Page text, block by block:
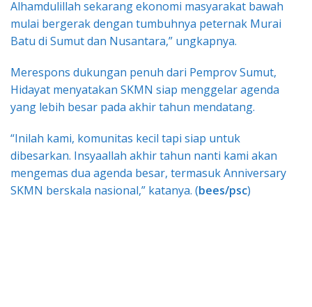
Alhamdulillah sekarang ekonomi masyarakat bawah
mulai bergerak dengan tumbuhnya peternak Murai
Batu di Sumut dan Nusantara,” ungkapnya.
Merespons dukungan penuh dari Pemprov Sumut,
Hidayat menyatakan SKMN siap menggelar agenda
yang lebih besar pada akhir tahun mendatang.
“Inilah kami, komunitas kecil tapi siap untuk
dibesarkan. Insyaallah akhir tahun nanti kami akan
mengemas dua agenda besar, termasuk Anniversary
SKMN berskala nasional,” katanya. (bees/psc)